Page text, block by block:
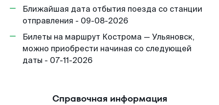
Ближайшая дата отбытия поезда со станции
отправления - 09-08-2026
Билеты на маршрут Кострома — Ульяновск,
можно приобрести начиная со следующей
даты - 07-11-2026
Справочная информация